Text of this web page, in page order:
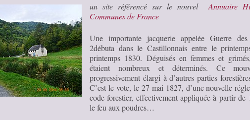
un site référencé sur le nouvelAnnuaire
Communes de France
Une importante jacquerie appelée Guerre des
2débuta dans le Castillonnais entre le
printemps 1830. Déguisés en femmes et
étaient nombreux et déterminés. Ce
progressivement élargi à d’autres parties
C’est le vote, le 27 mai 1827, d’une nouvelle
code forestier, effectivement appliquée à partir
le feu aux poudres…